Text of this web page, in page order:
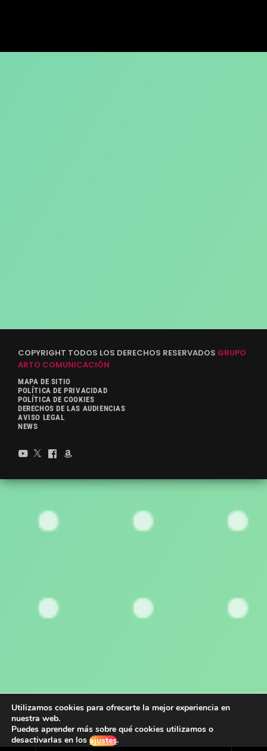
COPYRIGHT TODOS LOS DERECHOS RESERVADOS GRUPO
ARTO COMUNICACIÓN
MAPA DE SITIO
POLÍTICA DE PRIVACIDAD
POLÍTICA DE COOKIES
DERECHOS DE LAS AUDIENCIAS
AVISO LEGAL
NEWS
Utilizamos cookies para ofrecerte la mejor experiencia en
nuestra web.
Puedes aprender más sobre qué cookies utilizamos o
desactivarlas en los ajustes.